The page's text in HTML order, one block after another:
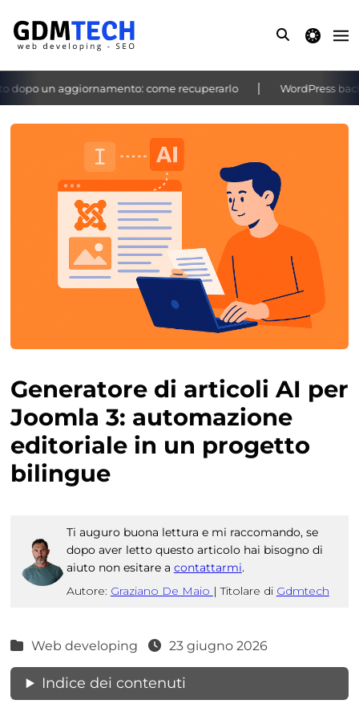
theme
un aggiornamento: come recuperarlo WordPress
‹ ›
Generatore di articoli AI per
Joomla 3: automazione
editoriale in un progetto
bilingue
Ti auguro buona lettura e mi raccomando, se
dopo aver letto questo articolo hai bisogno di
aiuto non esitare a contattarmi.
Autore: Graziano De Maio | Titolare di Gdmtech
Web developing 23 giugno 2026
Indice dei contenuti